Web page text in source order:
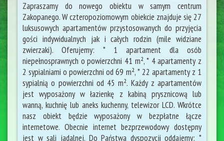
Zapraszamy do nowego obiektu w samym centrum
Zakopanego. W czteropoziomowym obiekcie znajduje się 27
luksusowych apartamentów przystosowanych do przyjęcia
gości indywidualnych jak i całych rodzin (mile widziane
zwierzaki). Oferujemy: * 1 apartament dla osób
niepełnosprawnych o powierzchni 41 m², * 4 apartamenty z
2 sypialniami o powierzchni od 69 m², * 22 apartamenty z 1
sypialnią o powierzchni od 45 m². Każdy z apartamentów
jest wyposażony w łazienkę z kabiną prysznicową lub
wanną, kuchnię lub aneks kuchenny, telewizor LCD. Wkrótce
nasz obiekt będzie wyposażony w bezpłatne łącze
internetowe. Obecnie internet bezprzewodowy dostępny
jest w sali jadalnej. Do Państwa dyspozycji oddajemy: *